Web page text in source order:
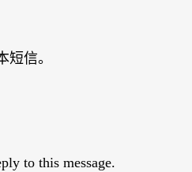
信。
to this message.